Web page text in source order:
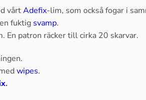
vårtAdefix-lim, som också fogar i
fuktig svamp.
En patron räcker till cirka 20 skarvar.
wipes.
.